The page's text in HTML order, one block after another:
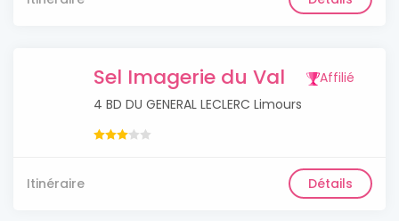
Sel Imagerie du Val
Affilié
4 BD DU GENERAL LECLERC Limours
Itinéraire Détails